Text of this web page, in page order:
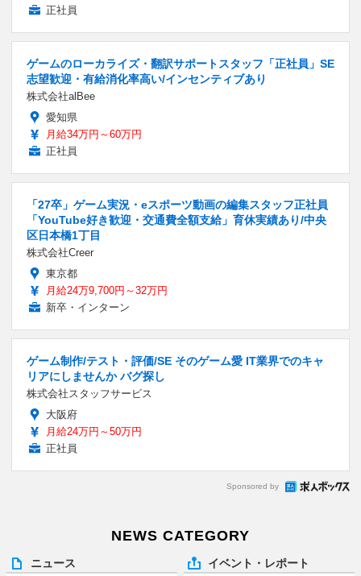
正社員
ゲームのローカライズ・翻訳サポートスタッフ「正社員」SE
志望歓迎・有給消化率高い/インセンティブあり
株式会社alBee
愛知県
月給34万円～60万円
正社員
「27卒」ゲーム実況・eスポーツ動画の編集スタッフ正社員
「YouTube好き歓迎・交通費全額支給」育休実績あり/中央
区日本橋1丁目
株式会社Creer
東京都
月給24万9,700円～32万円
新卒・インターン
ゲーム制作/テスト・評価/SE そのゲーム愛 IT業界でのキャ
リアにしませんか バグ探し
株式会社スタッフサービス
大阪府
月給24万円～50万円
正社員
Sponsored by
NEWS CATEGORY
ニュース イベント・レポート